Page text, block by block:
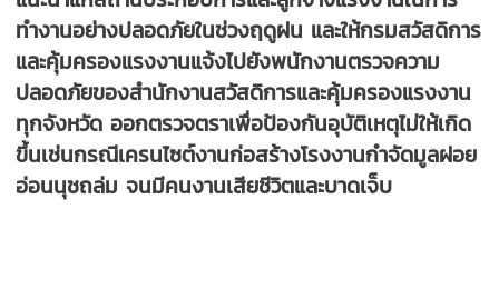
ทำงานอย่างปลอดภัยในช่วงฤดูฝน และให้กรมสวัสดิการ
และคุ้มครองแรงงานแจ้งไปยังพนักงานตรวจความ
ปลอดภัยของสำนักงานสวัสดิการและคุ้มครองแรงงาน
ทุกจังหวัด ออกตรวจตราเพื่อป้องกันอุบัติเหตุไม่ให้เกิด
ขึ้นเช่นกรณีเครนไซต์งานก่อสร้างโรงงานกำจัดมูลฝอย
อ่อนนุชถล่ม จนมีคนงานเสียชีวิตและบาดเจ็บ